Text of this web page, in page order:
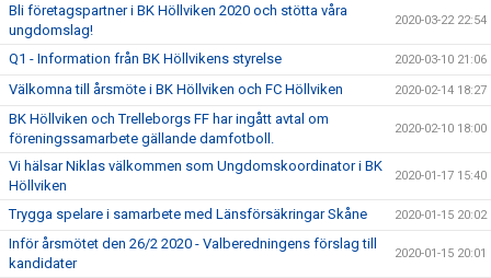
Bli företagspartner i BK Höllviken 2020 och stötta våra
ungdomslag!
2020-03-22 22:54
Q1 - Information från BK Höllvikens styrelse 2020-03-10 21:06
Välkomna till årsmöte i BK Höllviken och FC Höllviken 2020-02-14 18:27
BK Höllviken och Trelleborgs FF har ingått avtal om
föreningssamarbete gällande damfotboll.
2020-02-10 18:00
Vi hälsar Niklas välkommen som Ungdomskoordinator i BK
Höllviken
2020-01-17 15:40
Trygga spelare i samarbete med Länsförsäkringar Skåne 2020-01-15 20:02
Inför årsmötet den 26/2 2020 - Valberedningens förslag till
kandidater
2020-01-15 20:01